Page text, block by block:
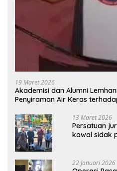
19 Maret 2026
Akademisi dan Alumni
Penyiraman Air Keras
13 Maret 2026
Persatuan
kawal sidak
22 Januari 2026